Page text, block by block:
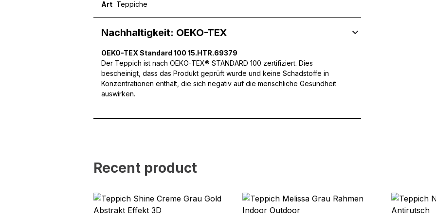
Art Teppiche
Nachhaltigkeit: OEKO-TEX
OEKO-TEX Standard 100 15.HTR.69379
Der Teppich ist nach OEKO-TEX® STANDARD 100 zertifiziert. Dies
bescheinigt, dass das Produkt geprüft wurde und keine Schadstoffe in
Konzentrationen enthält, die sich negativ auf die menschliche Gesundheit
auswirken.
Recent product
Wir verwenden Cookies, um Inhalte und Anzeigen zu personalisieren, um Funktionen für
können und um unseren Traffic zu analysieren. Außerdem geben wir Informationen über Ihre
Website an unsere Partner für soziale Medien, Werbung und Analysen weiter. Diese Partner
mit weiteren Daten zusammenführen, die Sie ihnen bereitgestellt haben oder die sie im
Notwendig
Notwendige Cookies sind erforderlich, um die grundlegenden Funktionen dieser Website zu
Website aussieht oder funktioniert, wie zum Beispiel Ihre bevorzugte Sprache oder die
Statistik
Statistik-Cookies helfen Website-Betreibern zu verstehen, wie sich verschiedene Benutzer